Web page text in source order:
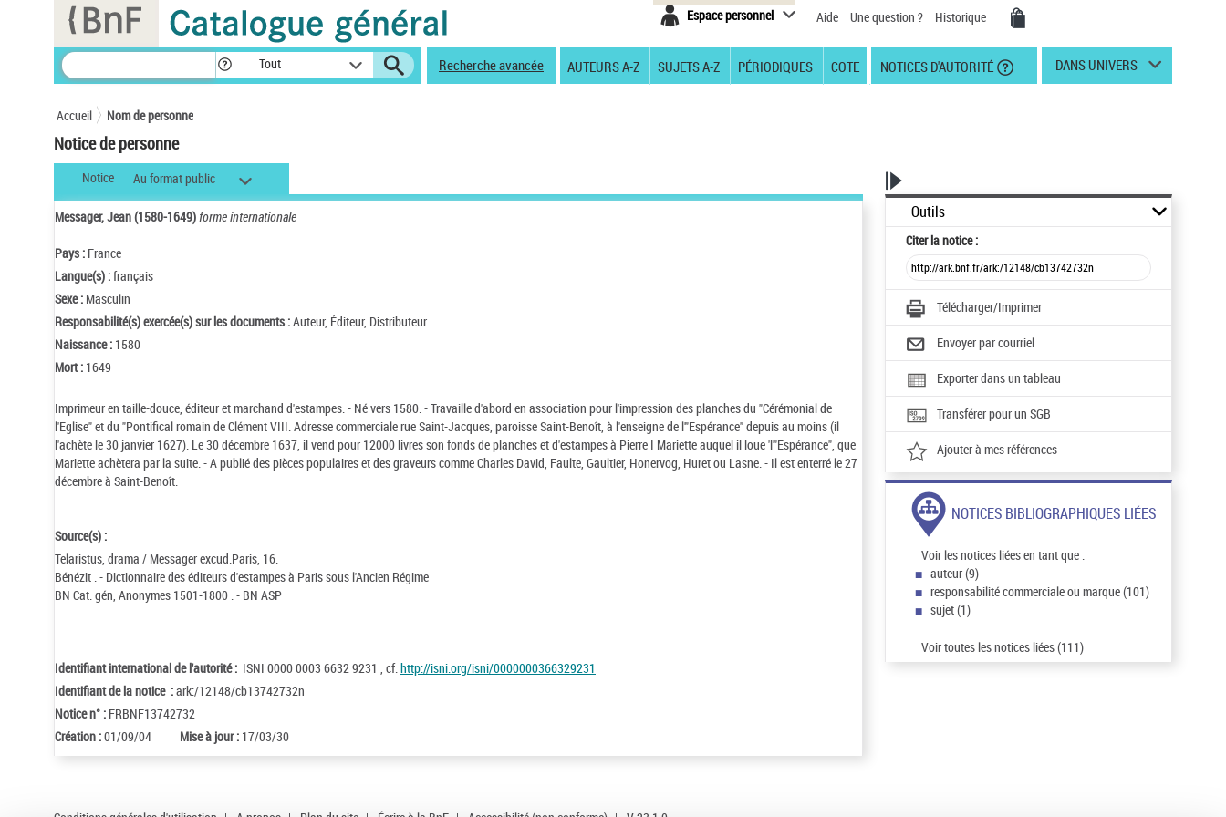
Espace personnel Aide Une question ? Historique
Tout Recherche avancée AUTEURS A-Z SUJETS A-Z PÉRIODIQUES COTE NOTICES D'AUTORITÉ DANS UNIVERS
Accueil Nom de personne
Notice de personne
Notice Au format public
Messager, Jean (1580-1649)forme internationale
Pays : France
Langue(s) :français
Sexe : Masculin
Responsabilité(s) exercée(s) sur les documents :Auteur, Éditeur, Distributeur
Naissance : 1580
Mort : 1649
Imprimeur en taille-douce, éditeur et marchand d'estampes. - Né vers 1580. - Travaille d'abord en association pour l'impression des planches du "Cérémonial de
l'Eglise" et du "Pontifical romain de Clément VIII. Adresse commerciale rue Saint-Jacques, paroisse Saint-Benoît, à l'enseigne de l'"Espérance" depuis au moins (il
l'achète le 30 janvier 1627). Le 30 décembre 1637, il vend pour 12000 livres son fonds de planches et d'estampes à Pierre I Mariette auquel il loue 'l'"Espérance", que
Mariette achètera par la suite. - A publié des pièces populaires et des graveurs comme Charles David, Faulte, Gaultier, Honervog, Huret ou Lasne. - Il est enterré le 27
décembre à Saint-Benoît.
Source(s) :
Telaristus, drama / Messager excud.Paris, 16.
Bénézit . - Dictionnaire des éditeurs d'estampes à Paris sous l'Ancien Régime
BN Cat. gén, Anonymes 1501-1800 . - BN ASP
Identifiant international de l'autorité : ISNI 0000 0003 6632 9231 , cf.http://isni.org/isni/0000000366329231
Identifiant de la notice :ark:/12148/cb13742732n
Notice n° : FRBNF13742732
Création :01/09/04 Mise à jour : 17/03/30
Outils
Citerla notice :
Télécharger/Imprimer
Envoyer par courriel
Exporter dans un tableau
Transférer pour un SGB
Ajouter à mes références
NOTICES BIBLIOGRAPHIQUES LIÉES
Voir les notices liées en tant que :
auteur (9)
responsabilité commerciale ou marque (101)
sujet (1)
Voir toutes les notices liées (111)
Panneau de gestion des cookies